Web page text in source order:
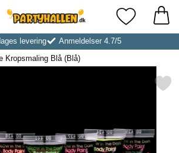
Startside for Partyhallen AB Mine
levering
Anmeldelser 4.7/5
Kropsmaling Blå (Blå)
Markér selvlysende